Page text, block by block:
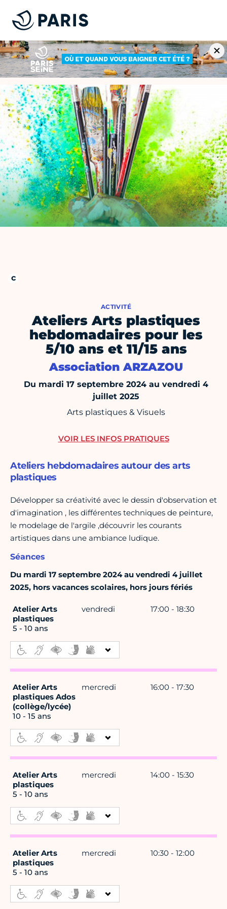
ACTIVITÉ
Ateliers Arts plastiques
hebdomadaires pour les
5/10 ans et 11/15 ans
Association ARZAZOU
Du mardi 17 septembre 2024 au vendredi 4
juillet 2025
Arts plastiques & Visuels
Ateliers hebdomadaires autour des arts
plastiques
Développer sa créativité avec le dessin d'observation et
d'imagination , les différentes techniques de peinture,
le modelage de l'argile ,découvrir les courants
artistiques dans une ambiance ludique.
Séances
Du mardi 17 septembre 2024 au vendredi 4 juillet
2025, hors vacances scolaires, hors jours fériés
Atelier Arts
plastiques
5 - 10 ans
vendredi 17:00 - 18:30
Atelier Arts
plastiques Ados
(collège/lycée)
10 - 15 ans
mercredi 16:00 - 17:30
Atelier Arts
plastiques
5 - 10 ans
mercredi 14:00 - 15:30
Atelier Arts
plastiques
5 - 10 ans
mercredi 10:30 - 12:00
VOIR LES INFOS PRATIQUES